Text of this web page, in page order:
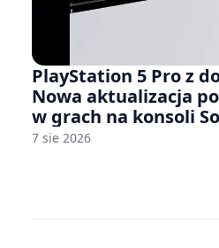
PlayStation 5 Pro z
Nowa aktualizacja
w grach na konsoli
7 sie 2026